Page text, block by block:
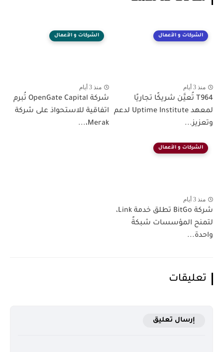
الشركات و الأعمال
منذ 3 أيام
T964 تُعيَّن شريكًا تجاريًا
لمعهد Uptime Institute لدعم
وتعزيز...
الشركات و الأعمال
منذ 3 أيام
شركة OpenGate Capital تُبرم
اتفاقية للاستحواذ على شركة
Merak،...
الشركات و الأعمال
منذ 3 أيام
شركة BitGo تطلق خدمة Link،
لتمنح المؤسسات شبكةً
واحدة...
تعليقات
إرسال تعليق